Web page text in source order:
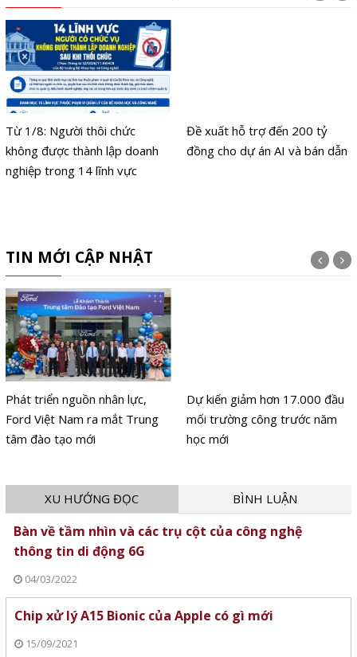
Từ 1/8: Người thôi chức
không được thành lập doanh
nghiệp trong 14 lĩnh vực
Đề xuất hỗ trợ đến 200 tỷ
đồng cho dự án AI và bán dẫn
TIN MỚI CẬP NHẬT
Phát triển nguồn nhân lực,
Ford Việt Nam ra mắt Trung
tâm đào tạo mới
Dự kiến giảm hơn 17.000 đầu
mối trường công trước năm
học mới
XU HƯỚNG ĐỌC BÌNH LUẬN
Bàn về tầm nhìn và các trụ cột của công nghệ
thông tin di động 6G
04/03/2022
Chip xử lý A15 Bionic của Apple có gì mới
15/09/2021